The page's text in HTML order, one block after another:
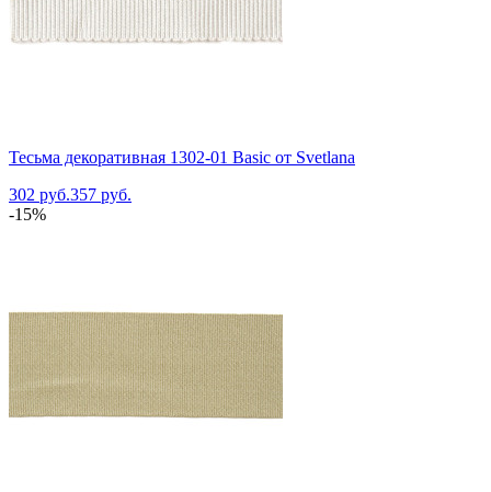
Тесьма декоративная 1302-01 Basic от Svetlana
302 руб.357 руб.
-15%